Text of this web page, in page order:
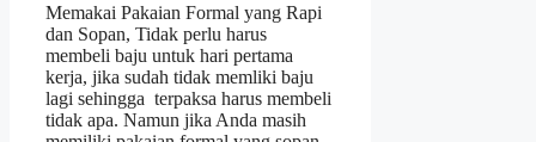
Memakai Pakaian Formal yang Rapi
dan Sopan, Tidak perlu harus
membeli baju untuk hari pertama
kerja, jika sudah tidak memliki baju
lagi sehingga terpaksa harus membeli
tidak apa. Namun jika Anda masih